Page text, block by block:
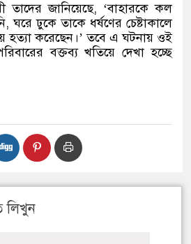
তাদের জানিয়েছে, ‘বাহারকে কল
ঘরে ঢুকে তাকে ধর্ষণের চেষ্টাকালে
হত্যা করেছেন।’ তবে এ ঘটনায় ওই
বক্তব্য খতিয়ে দেখা হচ্ছে
লিখুন